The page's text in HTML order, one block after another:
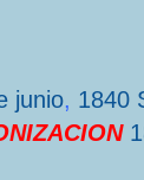
junio, 1840